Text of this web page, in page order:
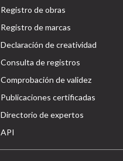
Registro de obras
Registro de marcas
Declaración de creatividad
Consulta de registros
Comprobación de validez
Publicaciones certificadas
Directorio de expertos
API